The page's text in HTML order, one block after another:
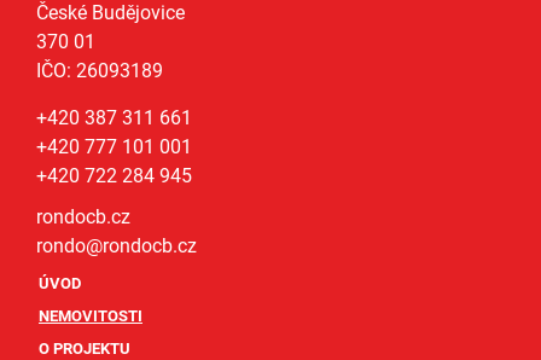
České Budějovice
370 01
IČO: 26093189
+420 387 311 661
+420 777 101 001
+420 722 284 945
rondocb.cz
rondo@rondocb.cz
ÚVOD
NEMOVITOSTI
O PROJEKTU